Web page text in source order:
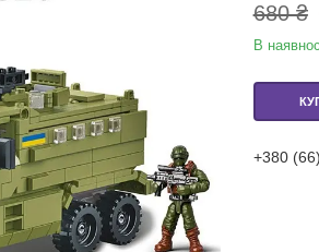
680 ₴
В
+380